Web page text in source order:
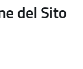
del Sito